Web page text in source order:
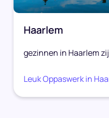
Haarlem
gezinnen in Haarlem
Leuk Oppaswerk in